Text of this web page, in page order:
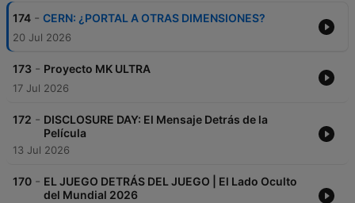
174 - CERN: ¿PORTAL A OTRAS DIMENSIONES?
20 Jul 2026
173 - Proyecto MK ULTRA
17 Jul 2026
172 - DISCLOSURE DAY: El Mensaje Detrás de la
Película
13 Jul 2026
170 - EL JUEGO DETRÁS DEL JUEGO | El Lado Oculto
del Mundial 2026